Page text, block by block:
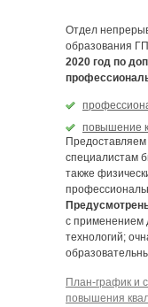
Отдел
образования
2020 год по
повышение
Предоставляем
специалистам
также
с применением
технологий;
План-график и
повышения